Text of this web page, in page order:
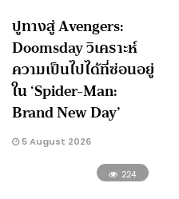
ปูทางสู่ Avengers:
Doomsday วิเคราะห์
ความเป็นไปได้ที่ซ่อนอยู่
ใน ‘Spider-Man:
Brand New Day’
5 August 2026
224